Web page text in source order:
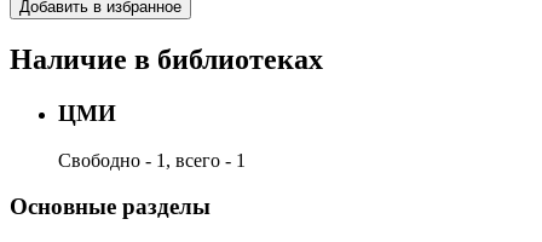
Добавить в избранное
Наличие в библиотеках
ЦМИ
Свободно - 1, всего - 1
Основные разделы